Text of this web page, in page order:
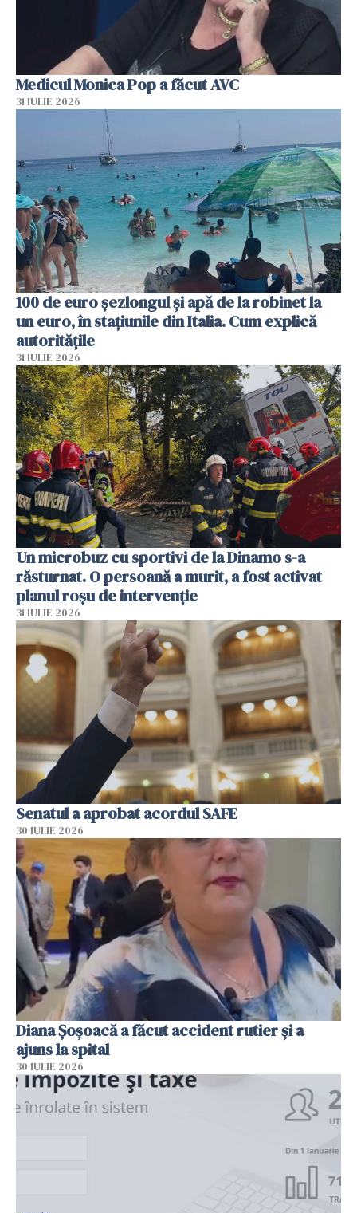
Medicul Monica Pop a făcut AVC
31 IULIE 2026
100 de euro șezlongul și apă de la robinet la
un euro, în stațiunile din Italia. Cum explică
autoritățile
31 IULIE 2026
Un microbuz cu sportivi de la Dinamo s-a
răsturnat. O persoană a murit, a fost activat
planul roșu de intervenție
31 IULIE 2026
Senatul a aprobat acordul SAFE
30 IULIE 2026
Diana Șoșoacă a făcut accident rutier și a
ajuns la spital
30 IULIE 2026